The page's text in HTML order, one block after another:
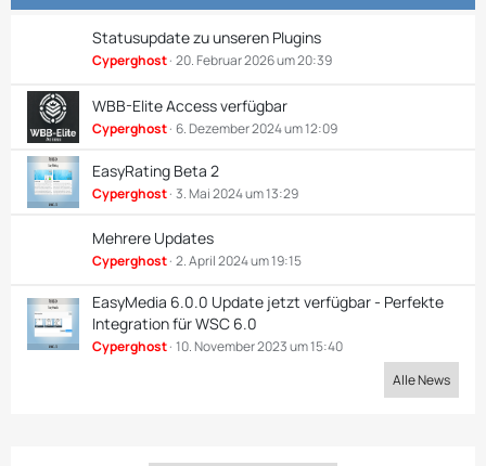
Statusupdate zu unseren Plugins
Cyperghost 20. Februar 2026 um 20:39
WBB-Elite Access verfügbar
Cyperghost 6. Dezember 2024 um 12:09
EasyRating Beta 2
Cyperghost 3. Mai 2024 um 13:29
Mehrere Updates
Cyperghost 2. April 2024 um 19:15
EasyMedia 6.0.0 Update jetzt verfügbar - Perfekte
Integration für WSC 6.0
Cyperghost 10. November 2023 um 15:40
Alle News